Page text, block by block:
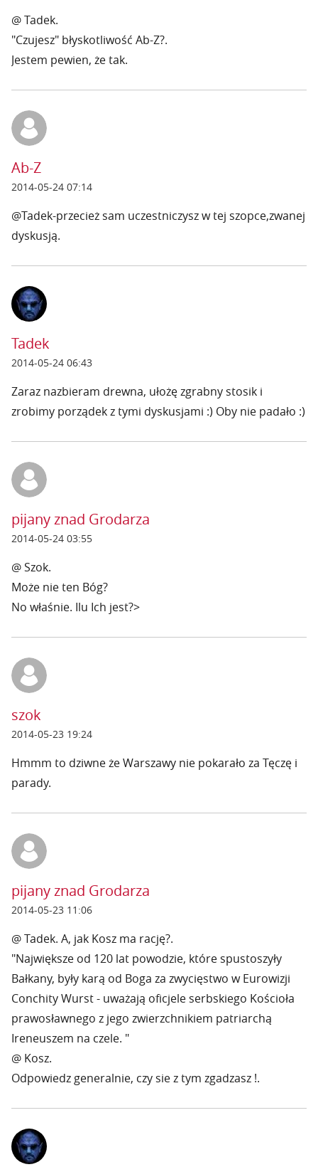
@ Tadek.
"Czujesz" błyskotliwość Ab-Z?.
Jestem pewien, że tak.
Ab-Z
2014-05-24 07:14
@Tadek-przecież sam uczestniczysz w tej szopce,zwanej
dyskusją.
Tadek
2014-05-24 06:43
Zaraz nazbieram drewna, ułożę zgrabny stosik i
zrobimy porządek z tymi dyskusjami :) Oby nie padało :)
pijany znad Grodarza
2014-05-24 03:55
@ Szok.
Może nie ten Bóg?
No właśnie. Ilu Ich jest?>
szok
2014-05-23 19:24
Hmmm to dziwne że Warszawy nie pokarało za Tęczę i
parady.
pijany znad Grodarza
2014-05-23 11:06
@ Tadek. A, jak Kosz ma rację?.
"Największe od 120 lat powodzie, które spustoszyły
Bałkany, były karą od Boga za zwycięstwo w Eurowizji
Conchity Wurst - uważają oficjele serbskiego Kościoła
prawosławnego z jego zwierzchnikiem patriarchą
Ireneuszem na czele. "
@ Kosz.
Odpowiedz generalnie, czy sie z tym zgadzasz !.